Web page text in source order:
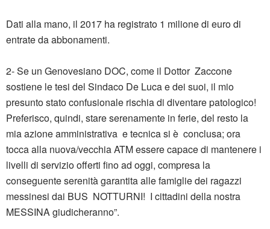
Dati alla mano, il 2017 ha registrato 1 milione di euro di
entrate da abbonamenti.
2- Se un Genovesiano DOC, come il Dottor Zaccone
sostiene le tesi del Sindaco De Luca e dei suoi, il mio
presunto stato confusionale rischia di diventare patologico!
Preferisco, quindi, stare serenamente in ferie, del resto la
mia azione amministrativa e tecnica si è conclusa; ora
tocca alla nuova/vecchia ATM essere capace di mantenere i
livelli di servizio offerti fino ad oggi, compresa la
conseguente serenità garantita alle famiglie dei ragazzi
messinesi dai BUS NOTTURNI! I cittadini della nostra
MESSINA giudicheranno”.